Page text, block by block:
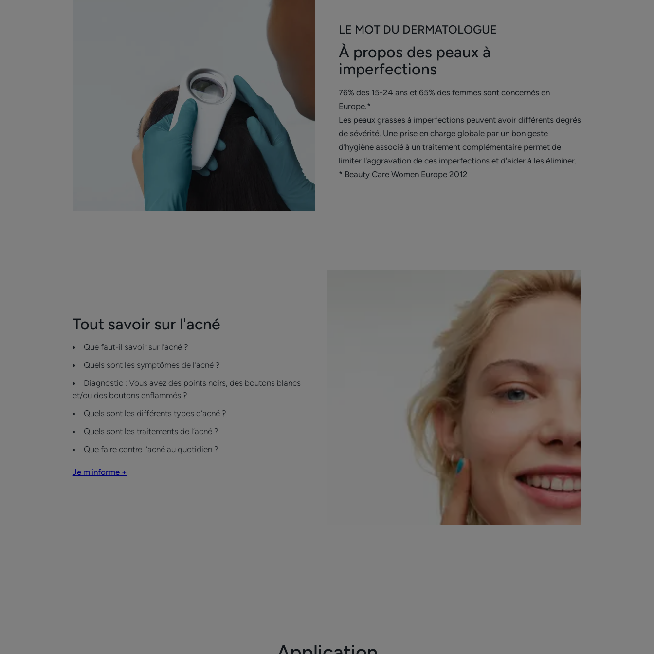
LE MOT DU DERMATOLOGUE
À propos des peaux à
imperfections
76% des 15-24 ans et 65% des femmes sont concernés en
Europe.*
Les peaux grasses à imperfections peuvent avoir différents degrés
de sévérité. Une prise en charge globale par un bon geste
d’hygiène associé à un traitement complémentaire permet de
limiter l'aggravation de ces imperfections et d'aider à les éliminer.
* Beauty Care Women Europe 2012
Tout savoir sur l'acné
Que faut-il savoir sur l’acné ?
Quels sont les symptômes de l’acné ?
Diagnostic : Vous avez des points noirs, des boutons blancs
et/ou des boutons enflammés ?
Quels sont les différents types d’acné ?
Quels sont les traitements de l’acné ?
Que faire contre l’acné au quotidien ?
Je m'informe +